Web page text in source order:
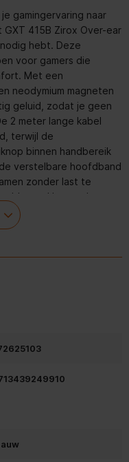
gamingervaring naar
415B Zirox Over-ear
hebt. Deze
voor gamers die
Met een
neodymium magneten
geluid, zodat je geen
2 meter lange kabel
terwijl de
binnen handbereik
verstelbare hoofdband
zonder last te
blauwe kleur en het
(ABS) materiaal geven
is de kabel
met kunstleer,
bijdraagt aan de
Zirox Over-ear
qua design als